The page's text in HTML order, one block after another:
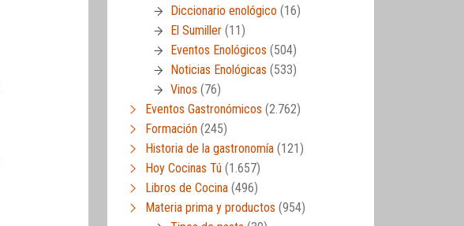
Diccionario enológico (16)
El Sumiller (11)
Eventos Enológicos (504)
Noticias Enológicas (533)
Vinos (76)
Eventos Gastronómicos (2.762)
Formación (245)
Historia de la gastronomía (121)
Hoy Cocinas Tú (1.657)
Libros de Cocina (496)
Materia prima y productos (954)